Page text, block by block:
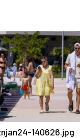
140626.jpg